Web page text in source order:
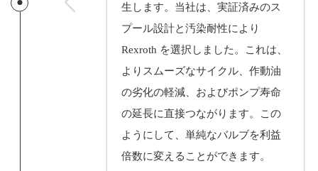
生します。当社は、実証済みのス
プール設計と汚染耐性により
Rexroth を選択しました。これは、
よりスムーズなサイクル、作動油
の劣化の軽減、およびポンプ寿命
の延長に直接つながります。この
ようにして、単純なバルブを利益
倍数に変えることができます。